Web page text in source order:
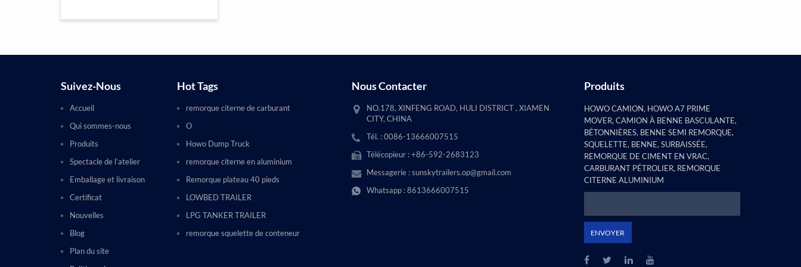
Suivez-Nous
Accueil
Qui sommes-nous
Produits
Spectacle de l’atelier
Emballage et livraison
Certificat
Nouvelles
Blog
Plan du site
Hot Tags
remorque citerne de carburant
O
Howo Dump Truck
remorque citerne en aluminium
Remorque plateau 40 pieds
LOWBED TRAILER
LPG TANKER TRAILER
remorque squelette de conteneur
Nous Contacter
NO.178, XINFENG ROAD, HULI DISTRICT , XIAMEN
CITY, CHINA
Tél. : 0086-13666007515
Télécopieur : +86-592-2683123
Messagerie :sunskytrailers.op@gmail.com
Whatsapp :8613666007515
Produits
HOWO CAMION, HOWO A7 PRIME
MOVER, CAMION À BENNE BASCULANTE,
BÉTONNIÈRES, BENNE SEMI REMORQUE,
SQUELETTE, BENNE, SURBAISSÉE,
REMORQUE DE CIMENT EN VRAC,
CARBURANT PÉTROLIER, REMORQUE
CITERNE ALUMINIUM